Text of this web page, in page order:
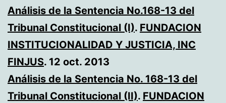
Análisis de la Sentencia No.168-13 del
Tribunal Constitucional (I). FUNDACION
INSTITUCIONALIDAD Y JUSTICIA, INC
FINJUS. 12 oct. 2013
Análisis de la Sentencia No. 168-13 del
Tribunal Constitucional (II). FUNDACION